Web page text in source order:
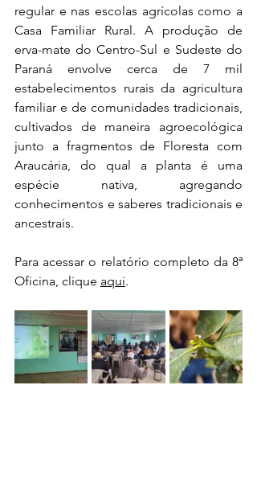
regular e nas escolas agrícolas como a
Casa Familiar Rural. A produção de
erva-mate do Centro-Sul e Sudeste do
Paraná envolve cerca de 7 mil
estabelecimentos rurais da agricultura
familiar e de comunidades tradicionais,
cultivados de maneira agroecológica
junto a fragmentos de Floresta com
Araucária, do qual a planta é uma
espécie nativa, agregando
conhecimentos e saberes tradicionais e
ancestrais.
Para acessar o relatório completo da 8ª
Oficina, clique aqui.